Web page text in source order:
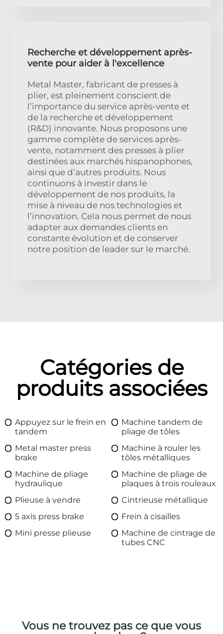
Recherche et développement après-
vente pour aider à l'excellence
Metal Master, fabricant de presses à
plier, est pleinement conscient de
l’importance du service après-vente et
de la recherche et développement
(R&D) innovante. Nous proposons une
gamme complète de services après-
vente, notamment des presses à plier
destinées aux marchés hispanophones,
ainsi que d’autres produits. Nous
continuons à investir dans le
développement de nos produits, la
mise à niveau de nos technologies et
l’innovation. Cela nous permet de nous
adapter aux demandes clients en
constante évolution et de conserver
notre position de leader sur le marché.
Catégories de
produits associées
Appuyez sur le frein en
tandem
Machine tandem de
pliage de tôles
Metal master press
brake
Machine à rouler les
tôles métalliques
Machine de pliage
hydraulique
Machine de pliage de
plaques à trois rouleaux
Plieuse à vendre
Cintrieuse métallique
5 axis press brake
Frein à cisailles
Mini presse plieuse
Machine de cintrage de
tubes CNC
Vous ne trouvez pas ce que vous